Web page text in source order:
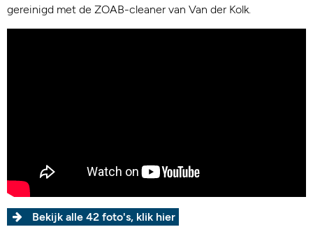
gereinigd met de ZOAB-cleaner van Van der Kolk.
Bekijk alle 42 foto's, klik hier